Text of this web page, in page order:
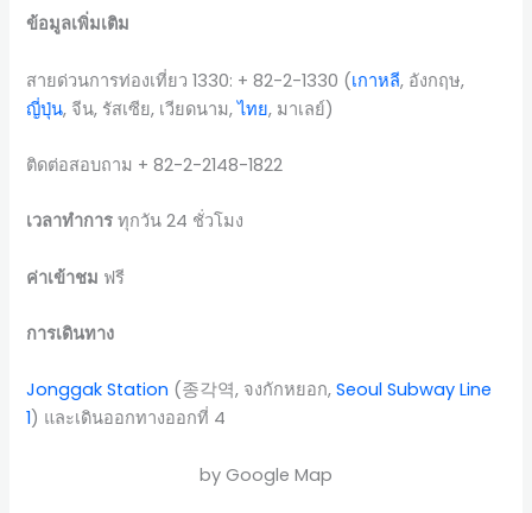
ข้อมูลเพิ่มเติม
สายด่วนการท่องเที่ยว 1330: + 82-2-1330 (เกาหลี, อังกฤษ,
ญี่ปุ่น, จีน, รัสเซีย, เวียดนาม,ไทย, มาเลย์)
ติดต่อสอบถาม + 82-2-2148-1822
เวลาทำการ ทุกวัน 24 ชั่วโมง
ค่าเข้าชม ฟรี
การเดินทาง
Jonggak Station (종각역, จงกักหยอก,Seoul Subway Line
1) และเดินออกทางออกที่ 4
by Google Map